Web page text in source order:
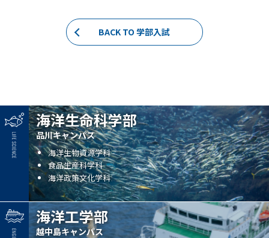
BACK TO 学部入試
海洋生命科学部
品川キャンパス
海洋生物資源学科
食品生産科学科
海洋政策文化学科
海洋工学部
越中島キャンパス